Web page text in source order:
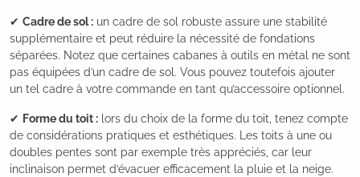
✔ Cadre de sol : un cadre de sol robuste assure une stabilité
supplémentaire et peut réduire la nécessité de fondations
séparées. Notez que certaines cabanes à outils en métal ne sont
pas équipées d’un cadre de sol. Vous pouvez toutefois ajouter
un tel cadre à votre commande en tant qu’accessoire optionnel.
✔ Forme du toit : lors du choix de la forme du toit, tenez compte
de considérations pratiques et esthétiques. Les toits à une ou
doubles pentes sont par exemple très appréciés, car leur
inclinaison permet d’évacuer efficacement la pluie et la neige.